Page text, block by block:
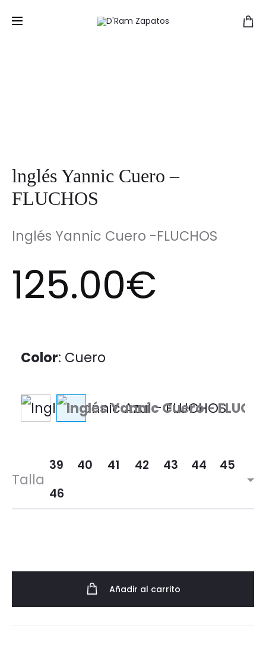
lnglés Yannic Cuero –
FLUCHOS
Inglés Yannic Cuero -FLUCHOS
125.00€
Color: Cuero
Talla
39 40 41 42 43 44
45
46
Añadir al carrito